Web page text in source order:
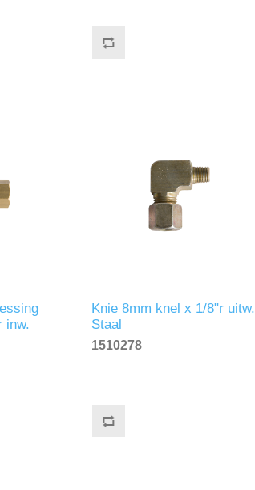
inw.
Knie 8mm knel x 1/8"r uitw.
Staal
1510278